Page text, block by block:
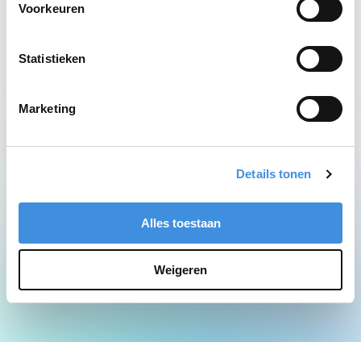
Voorkeuren
Statistieken
Marketing
Details tonen
Alles toestaan
Weigeren